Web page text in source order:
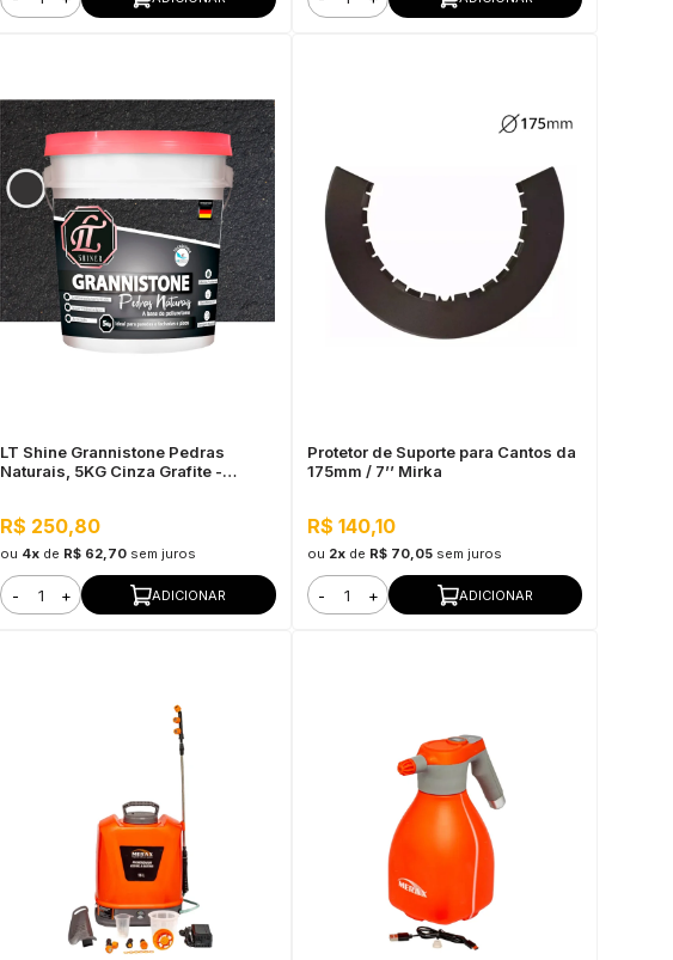
LT Shine Grannistone Pedras
Naturais, 5KG Cinza Grafite -
R$ 250,80
ou 4x de R$ 62,70 sem juros
- + ADICIONAR
Protetor de Suporte para Cantos da
175mm / 7’’ Mirka
R$ 140,10
ou 2xde R$ 70,05 sem juros
- + ADICIONAR